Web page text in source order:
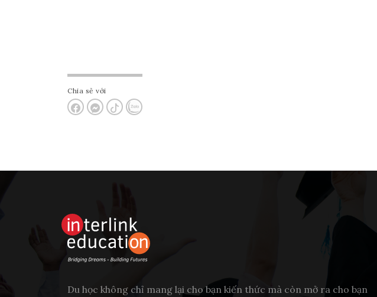
Chia sẻ với
Du học không chỉ mang lại cho bạn kiến thức mà còn mở ra cho bạn